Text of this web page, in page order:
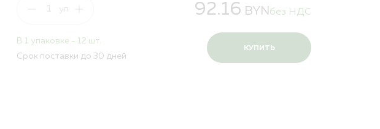
В 1 упаковке - 12 шт.
Срок поставки до 30 дней
92.16 BYN без НДС
КУПИТЬ